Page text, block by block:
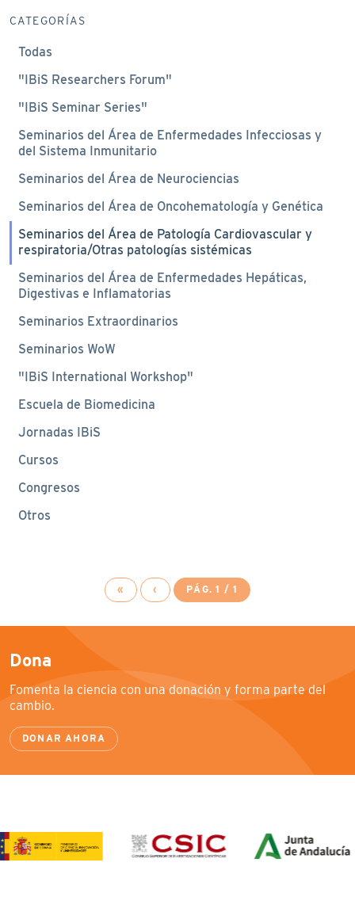
CATEGORÍAS
Todas
"IBiS Researchers Forum"
"IBiS Seminar Series"
Seminarios del Área de Enfermedades Infecciosas y
del Sistema Inmunitario
Seminarios del Área de Neurociencias
Seminarios del Área de Oncohematología y Genética
Seminarios del Área de Patología Cardiovascular y
respiratoria/Otras patologías sistémicas
Seminarios del Área de Enfermedades Hepáticas,
Digestivas e Inflamatorias
Seminarios Extraordinarios
Seminarios WoW
"IBiS International Workshop"
Escuela de Biomedicina
Jornadas IBiS
Cursos
Congresos
Otros
« ‹ PÁG. 1 / 1
Dona
Fomenta la ciencia con una donación y forma parte del
cambio.
DONAR AHORA